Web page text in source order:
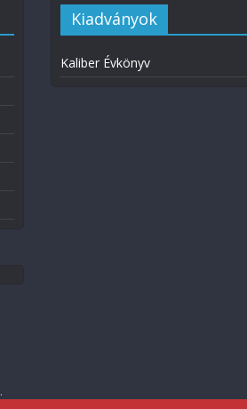
Kiadványok
Kaliber Évkönyv
.